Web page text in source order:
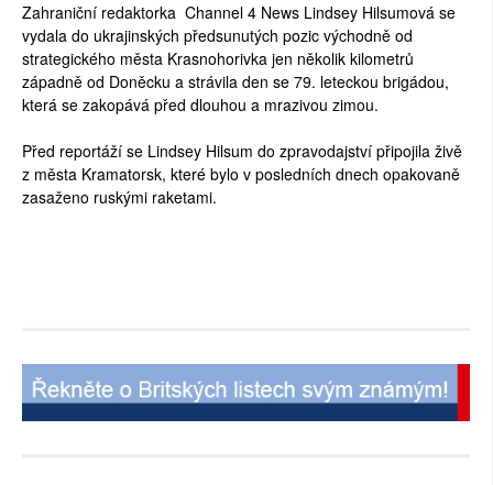
Zahraniční redaktorka Channel 4 News Lindsey Hilsumová se
vydala do ukrajinských předsunutých pozic východně od
strategického města Krasnohorivka jen několik kilometrů
západně od Doněcku a strávila den se 79. leteckou brigádou,
která se zakopává před dlouhou a mrazivou zimou.
Před reportáží se Lindsey Hilsum do zpravodajství připojila živě
z města Kramatorsk, které bylo v posledních dnech opakovaně
zasaženo ruskými raketami.